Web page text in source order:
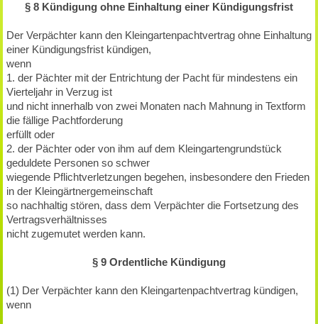
§ 8 Kündigung ohne Einhaltung einer Kündigungsfrist
Der Verpächter kann den Kleingartenpachtvertrag ohne Einhaltung
einer Kündigungsfrist kündigen,
wenn
1. der Pächter mit der Entrichtung der Pacht für mindestens ein
Vierteljahr in Verzug ist
und nicht innerhalb von zwei Monaten nach Mahnung in Textform
die fällige Pachtforderung
erfüllt oder
2. der Pächter oder von ihm auf dem Kleingartengrundstück
geduldete Personen so schwer
wiegende Pflichtverletzungen begehen, insbesondere den Frieden
in der Kleingärtnergemeinschaft
so nachhaltig stören, dass dem Verpächter die Fortsetzung des
Vertragsverhältnisses
nicht zugemutet werden kann.
§ 9 Ordentliche Kündigung
(1) Der Verpächter kann den Kleingartenpachtvertrag kündigen,
wenn